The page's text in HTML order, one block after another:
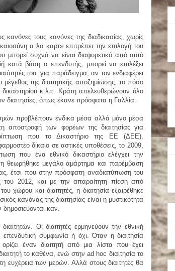
κανόνες τους κανόνες της διαδικασίας, χωρίς
α λα καρτ» επιτρέπει την επιλογή του
μπορεί συχνά να είναι διαφορετικό από αυτό
κατά βάση ο επενδυτής, μπορεί να επιλέξει
του: για παράδειγμα, αν τον ενδιαφέρει
της διαιτητικής αποζημίωσης, το πόσο
δικαστηρίου κ.λπ. Κράτη απελευθερώνουν όλο
διαιτησίες, όπως έκανε πρόσφατα η Γαλλία.
προβλέπουν ένδικα μέσα αλλά μόνο μέσα
αποστροφή των φορέων της διαιτησίας για
που το Δικαστήριο της ΕΕ (ΔΕΕ),
δίκαιο σε αστικές υποθέσεις, το 2009,
που ένα εθνικό δικαστήριο ελέγχει την
θεωρήθηκε μεγάλο αμάρτημα και παρέμβαση
έτσι που στην πρόσφατη αναδιατύπωση του
του 2012, και με την απαραίτητη πίεση από
χώρου και διαιτητές, η διαιτησία εξαιρέθηκε
κανόνας της διαιτησίας είναι η μυστικότητα
δημοσιεύονται καν.
Οι διαιτητές ερμηνεύουν την εθνική
συμφωνία ή όχι. Όταν η διαιτησία
έναν διαιτητή από μια λίστα που έχει
το καθένα, ενώ στην ad hoc διαιτησία το
ευχέρεια των μερών. Αλλά στους διαιτητές θα